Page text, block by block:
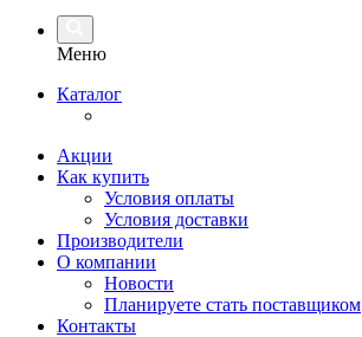
Меню
Каталог
Акции
Как купить
Условия оплаты
Условия доставки
Производители
О компании
Новости
Планируете стать поставщиком
Контакты